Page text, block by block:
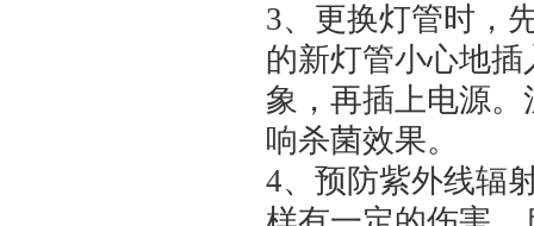
3、更换灯管时，
的新灯管小心地
象，再插上电源
响杀菌效果。
4、预防紫外线辐